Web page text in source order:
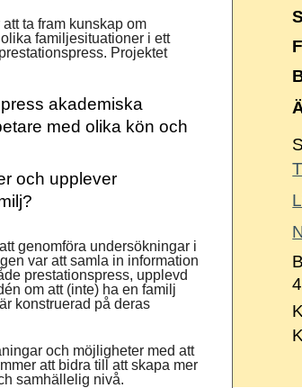
ta fram kunskap om
familjesituationer i ett
Projektet
akademiska
med olika kön och
och upplever
genomföra undersökningar i
var att samla in information
prestationspress, upplevd
om att (inte) ha en familj
konstruerad på deras
och möjligheter med att
att bidra till att skapa mer
samhällelig nivå.